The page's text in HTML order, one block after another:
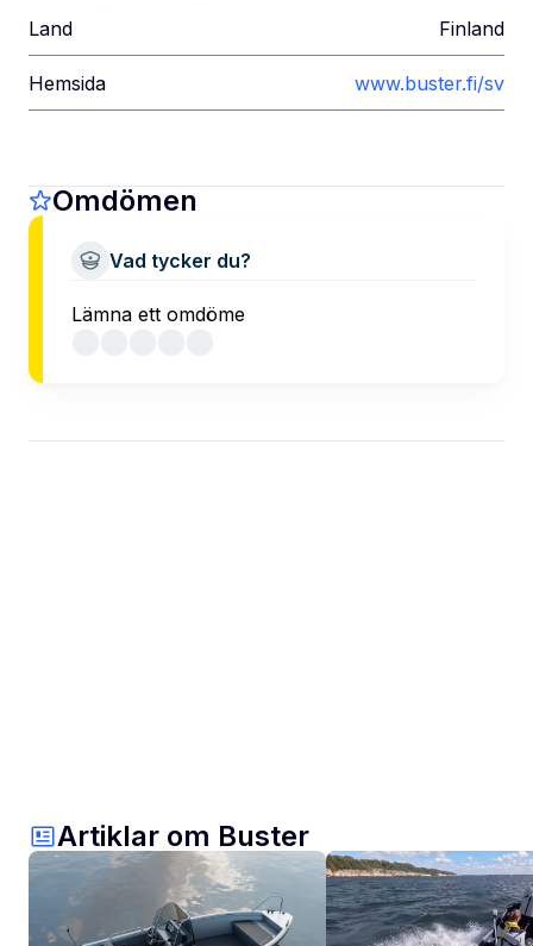
Land Finland
Hemsida www.buster.fi/sv
Omdömen
Vad tycker du?
Lämna ett omdöme
Artiklar om Buster